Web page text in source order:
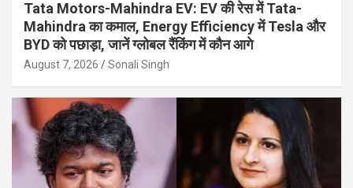
Tata Motors-Mahindra EV: EV की रेस में Tata-
Mahindra का कमाल, Energy Efficiency में Tesla और
BYD को पछाड़ा, जानें ग्लोबल रैंकिंग में कौन आगे
August 7, 2026 Sonali Singh